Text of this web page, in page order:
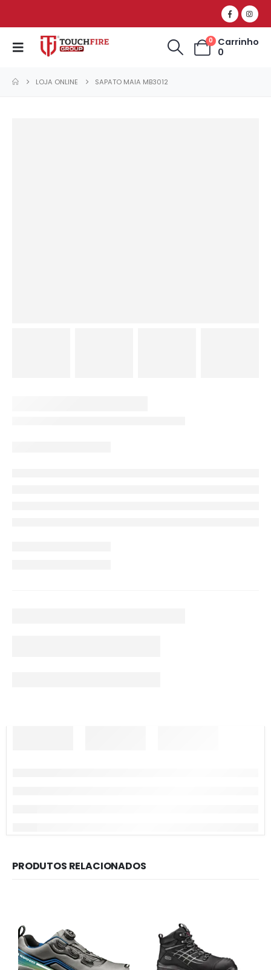
0
Carrinho
0
LOJA ONLINE SAPATO MAIA MB3012
PRODUTOS RELACIONADOS